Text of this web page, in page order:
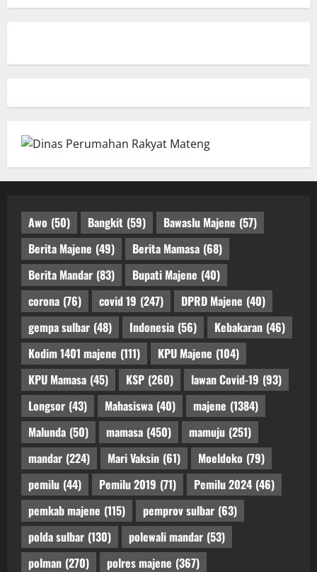
Awo (50) Bangkit (59) Bawaslu Majene (57)
Berita Majene (49) Berita Mamasa (68)
Berita Mandar (83) Bupati Majene (40)
corona (76) covid 19 (247) DPRD Majene (40)
gempa sulbar (48) Indonesia (56) Kebakaran (46)
Kodim 1401 majene (111) KPU Majene (104)
KPU Mamasa (45) KSP (260) lawan Covid-19 (93)
Longsor (43) Mahasiswa (40) majene (1384)
Malunda (50) mamasa (450) mamuju (251)
mandar (224) Mari Vaksin (61) Moeldoko (79)
pemilu (44) Pemilu 2019 (71) Pemilu 2024 (46)
pemkab majene (115) pemprov sulbar (63)
polda sulbar (130) polewali mandar (53)
polman (270) polres majene (367)